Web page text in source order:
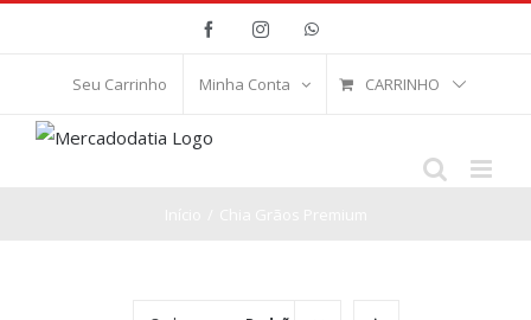
conteúdo
FacebookInstagramWhatsApp
Seu Carrinho Minha Conta CARRINHO